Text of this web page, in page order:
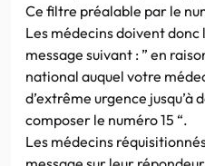
Ce filtre préalable par le
Les médecins doivent
message suivant : ” en
national auquel votre
d’extrême urgence jusqu’à
composer le numéro 15 “.
Les médecins